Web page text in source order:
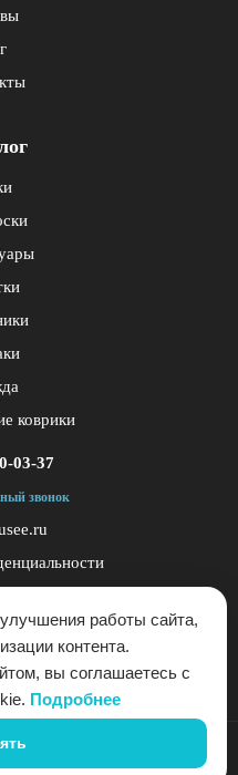
коврики
03-37
звонок
для активного отдыха. Все
запрещено
работы сайта,
контента.
вы соглашаетесь с
Подробнее